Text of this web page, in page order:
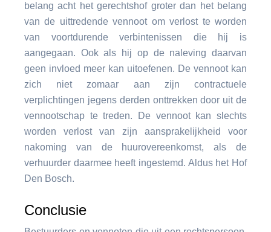
belang acht het gerechtshof groter dan het belang
van de uittredende vennoot om verlost te worden
van voortdurende verbintenissen die hij is
aangegaan. Ook als hij op de naleving daarvan
geen invloed meer kan uitoefenen. De vennoot kan
zich niet zomaar aan zijn contractuele
verplichtingen jegens derden onttrekken door uit de
vennootschap te treden. De vennoot kan slechts
worden verlost van zijn aansprakelijkheid voor
nakoming van de huurovereenkomst, als de
verhuurder daarmee heeft ingestemd. Aldus het Hof
Den Bosch.
Conclusie